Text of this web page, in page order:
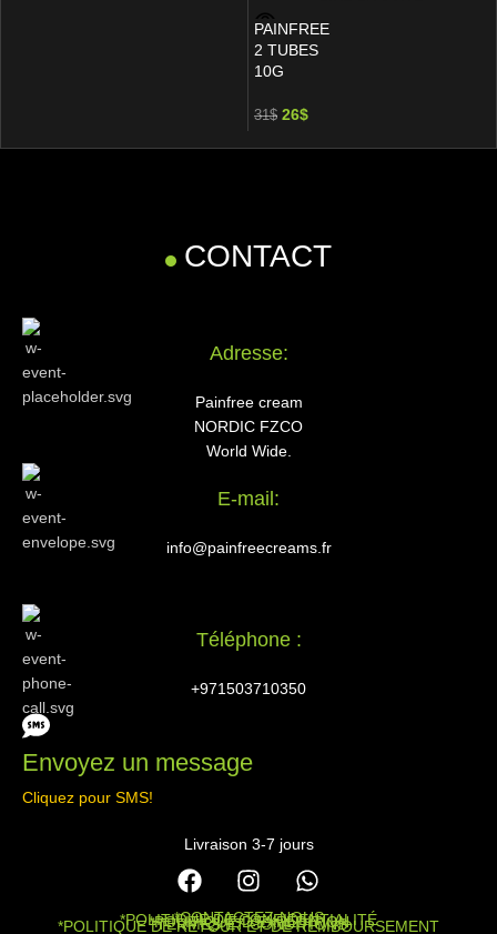
PAINFREE
2 TUBES
10G
31$ 26$
CONTACT
Adresse:
Painfree cream
NORDIC FZCO
World Wide.
E-mail:
info@painfreecreams.fr
Téléphone :
+971503710350
Envoyez un message
Cliquez pour SMS!
Livraison 3-7 jours
*CONTACTEZ-NOUS
*POLITIQUE DE CONFIDENTIALITÉ
*POLITIQUE D’EXPÉDITION
*TERMES ET CONDITIONS
*POLITIQUE DE RETOUR ET DE REMBOURSEMENT